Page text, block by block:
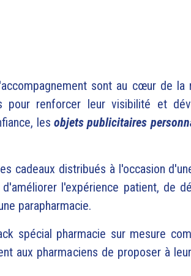
sont au cœur de
pour renforcer leur visibilité et
les objets publicitaires
cadeaux distribués à l'occasion
l'expérience patient, de
parapharmacie.
spécial pharmacie sur mesure
aux pharmaciens de proposer à